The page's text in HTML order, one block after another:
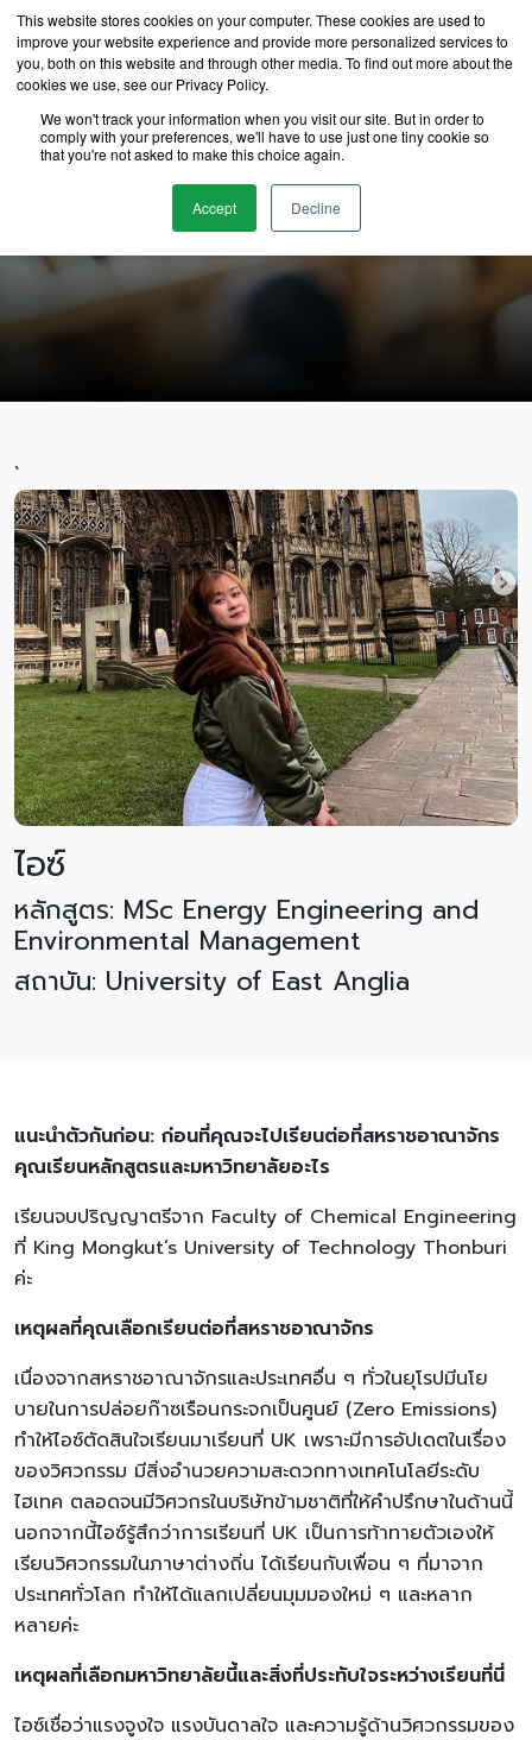
This website stores cookies on your computer. These cookies are used to
improve your website experience and provide more personalized services to
you, both on this website and through other media. To find out more about the
cookies we use, see our Privacy Policy.
We won't track your information when you visit our site. But in order to
comply with your preferences, we'll have to use just one tiny cookie so
that you're not asked to make this choice again.
Accept Decline
นักเรียนของเรา
`
ไอซ์
หลักสูตร: MSc Energy Engineering and
Environmental Management
สถาบัน: University of East Anglia
แนะนำตัวกันก่อน: ก่อนที่คุณจะไปเรียนต่อที่สหราชอาณาจักร
คุณเรียนหลักสูตรและมหาวิทยาลัยอะไร
เรียนจบปริญญาตรีจาก Faculty of Chemical Engineering
ที่ King Mongkut’s University of Technology Thonburi
ค่ะ
เหตุผลที่คุณเลือกเรียนต่อที่สหราชอาณาจักร
เนื่องจากสหราชอาณาจักรและประเทศอื่น ๆ ทั่วในยุโรปมีนโย
บายในการปล่อยก๊าซเรือนกระจกเป็นศูนย์ (Zero Emissions)
ทำให้ไอซ์ตัดสินใจเรียนมาเรียนที่ UK เพราะมีการอัปเดตในเรื่อง
ของวิศวกรรม มี​​สิ่งอำนวยความสะดวกทางเทคโนโลยีระดับ
ไฮเทค ตลอดจนมีวิศวกรในบริษัทข้ามชาติที่ให้คำปรึกษาในด้านนี้
นอกจากนี้ไอซ์รู้สึกว่าการเรียนที่ UK เป็นการท้าทายตัวเองให้
เรียนวิศวกรรมในภาษาต่างถิ่น ได้เรียนกับเพื่อน ๆ ที่มาจาก
ประเทศทั่วโลก ทำให้ได้แลกเปลี่ยนมุมมองใหม่ ๆ และหลาก
หลายค่ะ
เหตุผลที่เลือกมหาวิทยาลัยนี้และสิ่งที่ประทับใจระหว่างเรียนที่นี่
ไอซ์เชื่อว่าแรงจูงใจ แรงบันดาลใจ และความรู้ด้านวิศวกรรมของ